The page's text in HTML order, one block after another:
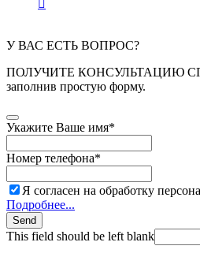
У ВАС ЕСТЬ ВОПРОС?
ПОЛУЧИТЕ КОНСУЛЬТАЦИЮ
заполнив простую форму.
Укажите Ваше имя*
Номер телефона*
Я согласен на обработку
Подробнее...
Send
This field should be left blank